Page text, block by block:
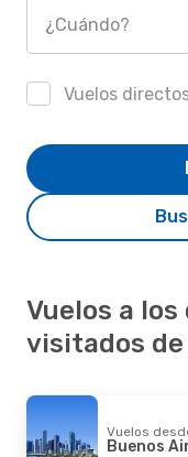
¿Cuándo?
Vuelos
Vuelos a
visitados de
Vuelos
Buenos